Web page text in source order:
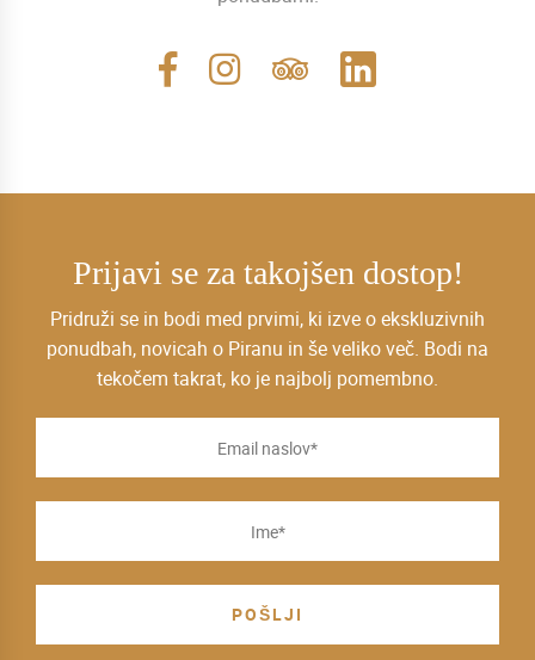
Prijavi se za takojšen dostop!
Pridruži se in bodi med prvimi, ki izve o ekskluzivnih
ponudbah, novicah o Piranu in še veliko več. Bodi na
tekočem takrat, ko je najbolj pomembno.